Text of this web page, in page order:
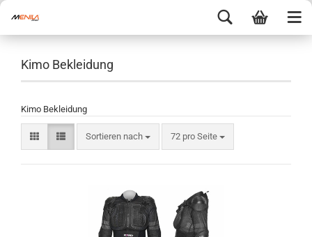
Kimo Bekleidung
Kimo Bekleidung
Sortieren nach 72 pro Seite